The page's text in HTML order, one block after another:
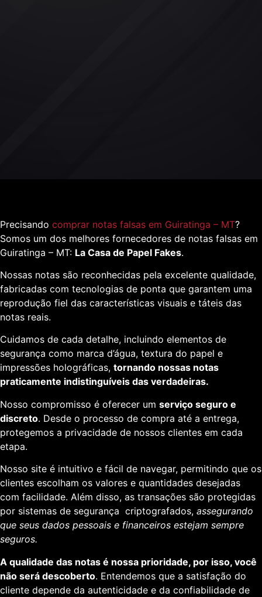
Precisando comprar notas falsas em Guiratinga – MT?
Somos um dos melhores fornecedores de notas falsas em
Guiratinga – MT: La Casa de Papel Fakes.
Nossas notas são reconhecidas pela excelente qualidade,
fabricadas com tecnologias de ponta que garantem uma
reprodução fiel das características visuais e táteis das
notas reais.
Cuidamos de cada detalhe, incluindo elementos de
segurança como marca d’água, textura do papel e
impressões holográficas, tornando nossas notas
praticamente indistinguíveis das verdadeiras.
Nosso compromisso é oferecer um serviço seguro e
discreto. Desde o processo de compra até a entrega,
protegemos a privacidade de nossos clientes em cada
etapa.
Nosso site é intuitivo e fácil de navegar, permitindo que os
clientes escolham os valores e quantidades desejadas
com facilidade. Além disso, as transações são protegidas
por sistemas de segurança criptografados, assegurando
que seus dados pessoais e financeiros estejam sempre
seguros.
A qualidade das notas é nossa prioridade, por isso, você
não será descoberto. Entendemos que a satisfação do
cliente depende da autenticidade e da confiabilidade de